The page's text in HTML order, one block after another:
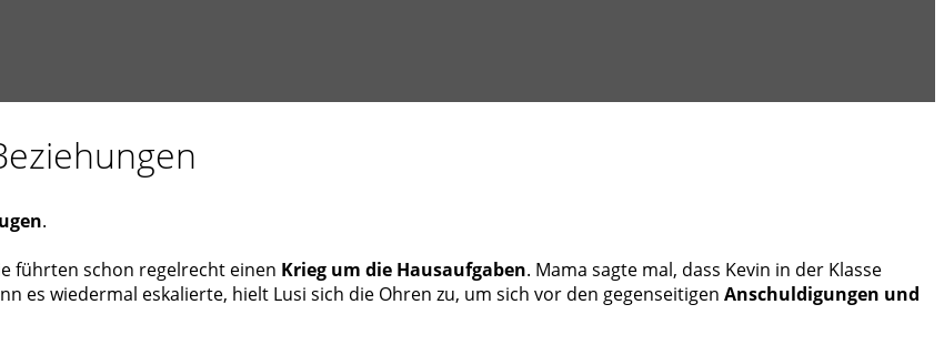
.
führten schon regelrecht einen Krieg um die Hausaufgaben. Mama sagte mal, dass Kevin in der Klasse
es wiedermal eskalierte, hielt Lusi sich die Ohren zu, um sich vor den gegenseitigen Anschuldigungen und